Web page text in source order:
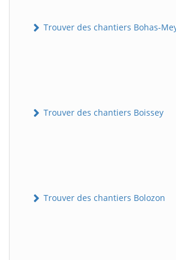
Trouver des chantiers Bohas-
Trouver des chantiers Boissey
Trouver des chantiers Bolozon